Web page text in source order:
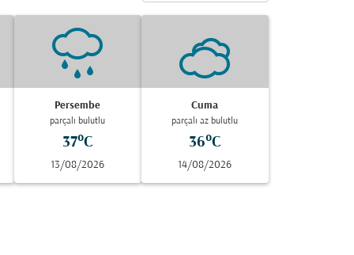
Persembe
parçalı bulutlu
37°C
13/08/2026
Cuma
parçalı az bulutlu
36°C
14/08/2026